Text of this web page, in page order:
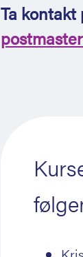
Ta kontakt